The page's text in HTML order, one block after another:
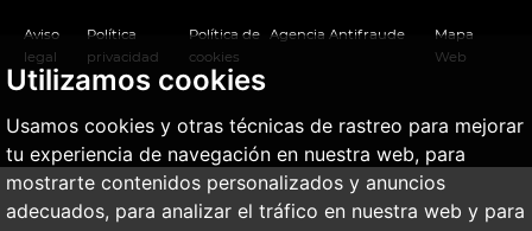
Utilizamos cookies
Usamos cookies y otras técnicas de rastreo para mejorar
tu experiencia de navegación en nuestra web, para
mostrarte contenidos personalizados y anuncios
adecuados, para analizar el tráfico en nuestra web y para
Aviso
legal
Política
privacidad
Política de
cookies
Agencia Antifraude
Mapa
Web